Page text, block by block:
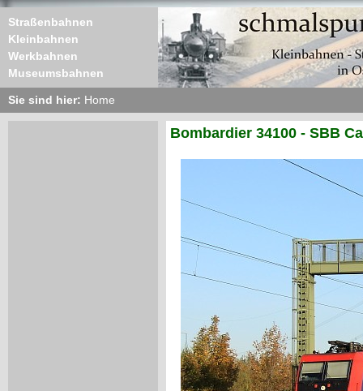
Straßenbahnen
Kleinbahnen
Werkbahnen
Museumsbahnen
Sie sind hier: Home
Bombardier 34100 - SBB